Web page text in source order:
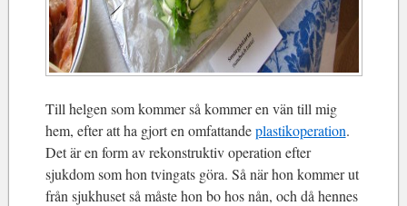
Till helgen som kommer så kommer en vän till mig
hem, efter att ha gjort en omfattandeplastikoperation.
Det är en form av rekonstruktiv operation efter
sjukdom som hon tvingats göra. Så när hon kommer ut
från sjukhuset så måste hon bo hos nån, och då hennes